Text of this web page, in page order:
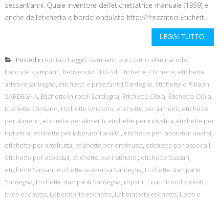
sessant’anni. Quale inventore dell’etichettatrice manuale (1959) e
anche dell’etichetta a bordo ondulato http://Prezzatrici Etichett...
LEGGI TUTTO
Posted in Antitaccheggio stampanti prezzatrici eliminacode,
barcode stampanti, Benvenuto EDG srl, Etichette, Etichette, etichette
adesive sardegna, etichette e prezzatrici Sardegna, Etichette e Ribbon
SARDEGNA, Etichette in rotoli Sardegna, Etichette Olbia, Etichette Olbia,
Etichette Oristano, Etichette Oristano, etichette per alimenti, etichette
per alimenti, etichette per alimenti, etichette per industria, etichette per
industria, etichette per laboratori analisi, etichette per laboratori analisi,
etichette per ortofrutta, etichette per ortofrutta, etichette per ospedali,
etichette per ospedali, etichette per ristoranti, etichette Sassari,
etichette Sassari, etichette scadenza Sardegna, Etichette stampanti
Sardegna, Etichette stampanti Sardegna, impianti usati ricondizionati,
ittico etichette, Laboratorio etichette, Laboratorio etichette, Lotto e